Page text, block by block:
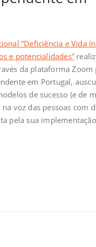
“Deficiência e Vida
e potencialidades”
da plataforma
em Portugal,
de sucesso (e de
na voz das pessoas com
pela sua